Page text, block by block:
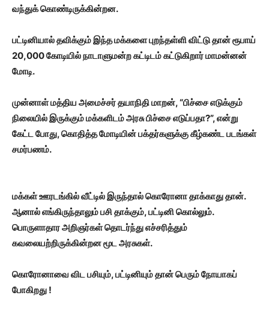
வந்துக் கொண்டிருக்கின்றன.
பட்டினியால் தவிக்கும் இந்த மக்களை புறந்தள்ளி விட்டு தான் ரூபாய்
20,000 கோடியில் நாடாளுமன்ற கட்டிடம் கட்டுகிறார் மாமன்னன்
மோடி.
முன்னாள் மத்திய அமைச்சர் தயாநிதி மாறன், “பிச்சை எடுக்கும்
நிலையில் இருக்கும் மக்களிடம் அரசு பிச்சை எடுப்பதா?”, என்று
கேட்ட போது, கொதித்த மோடியின் பக்தர்களுக்கு கீழ்கண்ட படங்கள்
சமர்பணம்.
மக்கள் ஊரடங்கில் வீட்டில் இருந்தால் கொரோனா தாக்காது தான்.
ஆனால் எங்கிருந்தாலும் பசி தாக்கும், பட்டினி கொல்லும்.
பொருளாதார அறிஞர்கள் தொடர்ந்து எச்சரித்தும்
கவலையற்றிருக்கின்றன மூட அரசுகள்.
கொரோனாவை விட பசியும், பட்டினியும் தான் பெரும் நோயாகப்
போகிறது !